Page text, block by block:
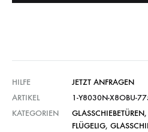
HILFE
JETZT ANFRAGEN
ARTIKEL
1-Y8030N-X8OBU-
KATEGORIEN
GLASSCHIEBETÜREN,
FLÜGELIG,